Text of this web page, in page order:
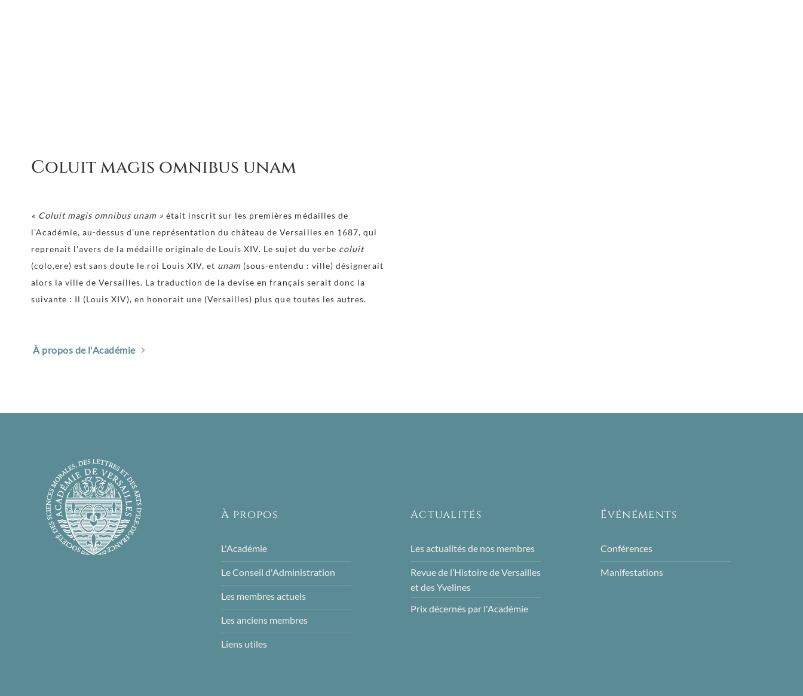
Coluit magis omnibus unam
« Coluit magis omnibus unam » était inscrit sur les premières médailles de
l’Académie, au-dessus d’une représentation du château de Versailles en 1687, qui
reprenait l’avers de la médaille originale de Louis XIV. Le sujet du verbe coluit
(colo,ere) est sans doute le roi Louis XIV, et unam (sous-entendu : ville) désignerait
alors la ville de Versailles. La traduction de la devise en français serait donc la
suivante : Il (Louis XIV), en honorait une (Versailles) plus que toutes les autres.
À propos de l'Académie
À propos
L'Académie
Le Conseil d'Administration
Les membres actuels
Les anciens membres
Liens utiles
Actualités
Les actualités de nos membres
Revue de l’Histoire de Versailles
et des Yvelines
Prix décernés par l'Académie
Événéments
Conférences
Manifestations